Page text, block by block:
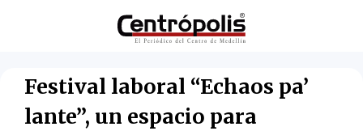
Festival laboral “Echaos pa’
lante”, un espacio para